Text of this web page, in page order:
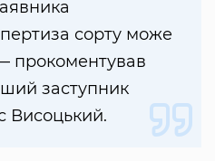
сорту може
прокоментував
заступник
Висоцький.